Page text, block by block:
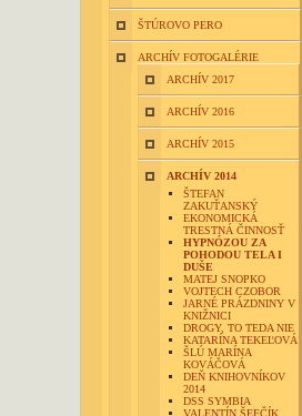
ŠTÚROVO PERO
ARCHÍV FOTOGALÉRIE
ARCHÍV 2017
ARCHÍV 2016
ARCHÍV 2015
ARCHÍV 2014
ŠTEFAN
ZAKUŤANSKÝ
EKONOMICKÁ
TRESTNÁ ČINNOSŤ
HYPNÓZOU ZA
POHODOU TELA I
DUŠE
MATEJ SNOPKO
VOJTECH CZOBOR
JARNÉ PRÁZDNINY V
KNIŽNICI
DROGY, TO TEDA NIE
KATARÍNA TEKEĽOVÁ
ŠLÚ MARÍNA
KOVÁČOVÁ
DEŇ KNIHOVNÍKOV
2014
DSS SYMBIA
VALENTÍN ŠEFČÍK